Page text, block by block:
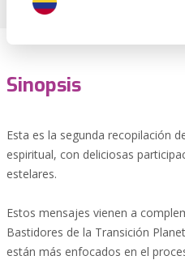
Sinopsis
Esta es la segunda recopilación
espiritual, con deliciosas
estelares.
Estos mensajes vienen a
Bastidores de la Transición
están más enfocados en el